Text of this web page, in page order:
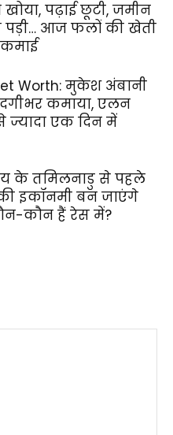
खोया, पढ़ाई छूटी, जमीन
पड़ी… आज फलों की खेती
Worth: मुकेश अंबानी
कमाया, एलन
एक दिन में
के तमिलनाडु से पहले
की इकॉनमी बन जाएंगे
कौन हैं रेस में?